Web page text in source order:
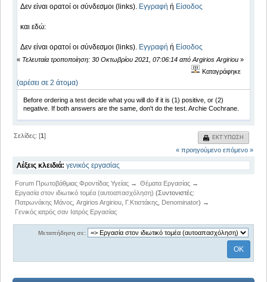
Δεν είναι ορατοί οι σύνδεσμοι (links). Εγγραφή ή Είσοδος
και εδώ:
Δεν είναι ορατοί οι σύνδεσμοι (links). Εγγραφή ή Είσοδος
« Τελευταία τροποποίηση: 30 Οκτωβρίου 2021, 07:06:14 από Argirios Argiriou »
Καταγράφηκε
(αρέσει σε 2 άτομα)
Before ordering a test decide what you will do if it is (1) positive, or (2)
negative. If both answers are the same, don't do the test. Archie Cochrane.
ΕΚΤΎΠΩΣΗ
Σελίδες: [1]
« προηγούμενο επόμενο »
Λέξεις κλειδιά: γενικός εργασίας
Forum Πρωτοβάθμιας Φροντίδας Υγείας→ Θέματα Εργασίας →
Εργασία στον ιδιωτικό τομέα (αυτοαπασχόληση) (Συντονιστές:
Πατρωνάκης Μάνος, Argirios Argiriou, Γ.Κτιστάκης, Denominator) →
Γενικός ιατρός σαν Ιατρός Εργασίας
Μεταπήδηση σε: